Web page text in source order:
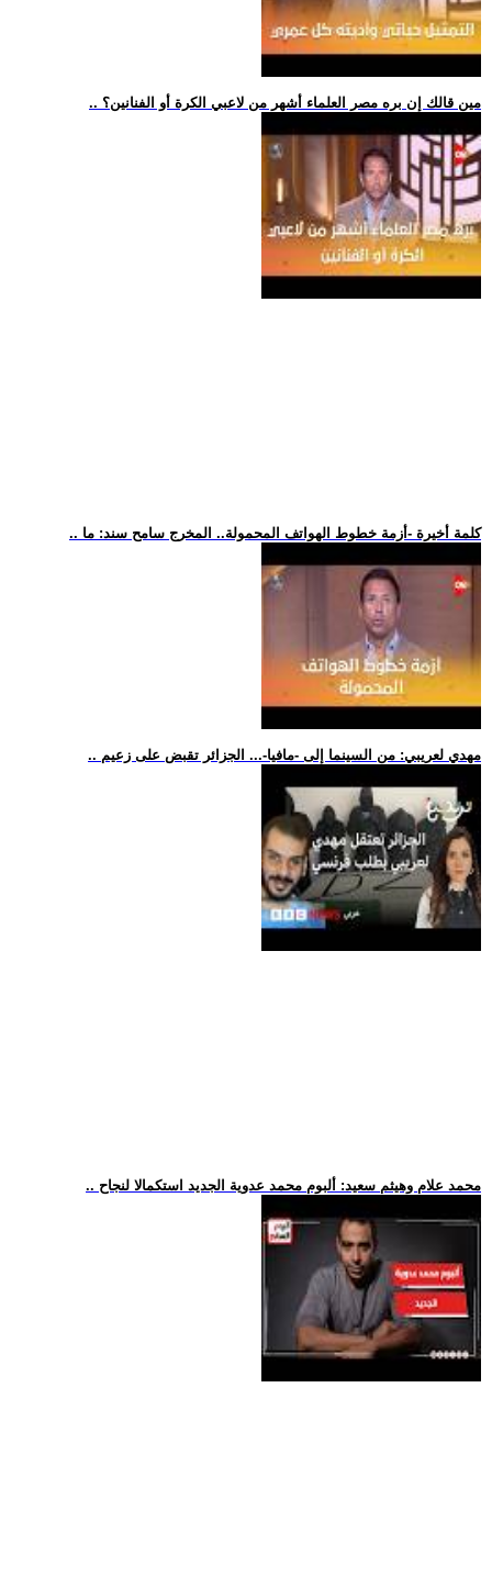
.. مين قالك إن بره مصر العلماء أشهر من لاعبي الكرة أو الفنانين؟
.. كلمة أخيرة -أزمة خطوط الهواتف المحمولة.. المخرج سامح سند: ما
.. مهدي لعريبي: من السينما إلى -مافيا-... الجزائر تقبض على زعيم
.. محمد علام وهيثم سعيد: ألبوم محمد عدوية الجديد استكمالا لنجاح